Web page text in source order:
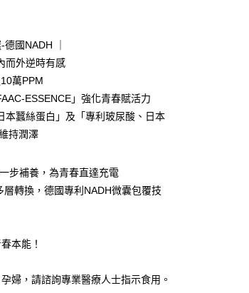
之後才付款」的支付方式。 讓您購物簡單
綁卡、不需儲值。
認證，即可結帳。
德國NADH ｜
而外逆時有感
萬PPM
ESSENCE」強化青春賦活力
本蠶絲蛋白」及「專利玻尿酸、日本
持潤澤
步補養，為青春直達充電
轉換，德國專利NADH微囊包覆技
本能！
婦，請諮詢專業醫療人士指示食用。